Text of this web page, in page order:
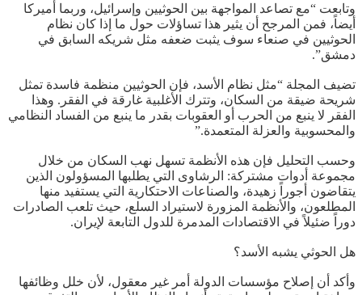
وتابعت “مع تصاعد المواجهة بين الحوثيين وإسرائيل، وربما أميركا
أيضاً، فمن المرجح أن يثير هذا تساؤلات حول ما إذا كان نظام
الحوثيين في صنعاء سوف يثبت ضعفه مثل شريكه السابق في
دمشق”.
تضيف المجلة “مثل نظام الأسد، فإن الحوثيين منظمة فاسدة تمثل
شريحة ضيقة من السكان، وتترك الأغلبية غارقة في الفقر. وهذا
الفقر لا ينبع من الحرب أو العقوبات بقدر ما ينبع من الفساد النظامي
والمحسوبية والعزلة المتعمدة.”
وحسب التحليل فإن هذه الأنظمة تسهل نهب السكان من خلال
مجموعة أدوات مشتركة: الرشاوى التي يطلبها المسؤولون الذين
يتقاضون أجوراً زهيدة، والصناعات الاحتكارية التي يستفيد منها
المطلعون، والأنظمة المزورة لاستيراد السلع، حيث تلعب الصادرات
دوراً ضئيلاً في الاقتصادات المدمرة للدول التابعة لإيران.
هل الحوثي يشبه الأسد؟
وأكد أن إصلاح مؤسسات الدولة أمر غير معقول، لأن خلل وظائفها